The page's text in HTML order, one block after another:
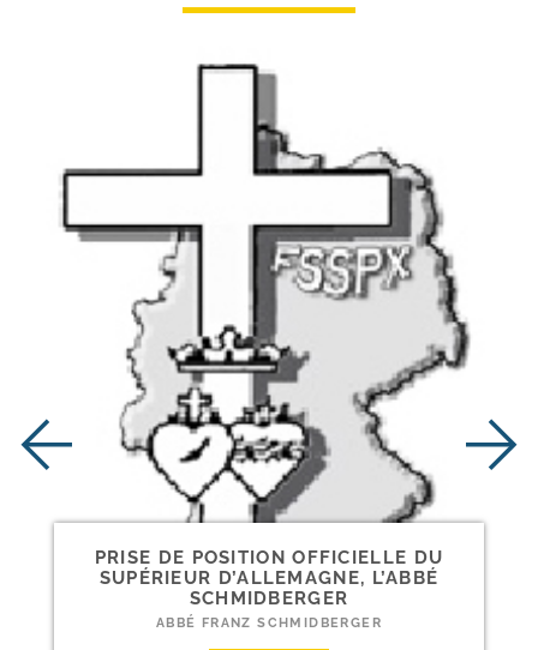
PRISE DE POSITION OFFICIELLE DU
SUPÉRIEUR D’ALLEMAGNE, L’ABBÉ
SCHMIDBERGER
ABBÉ FRANZ SCHMIDBERGER